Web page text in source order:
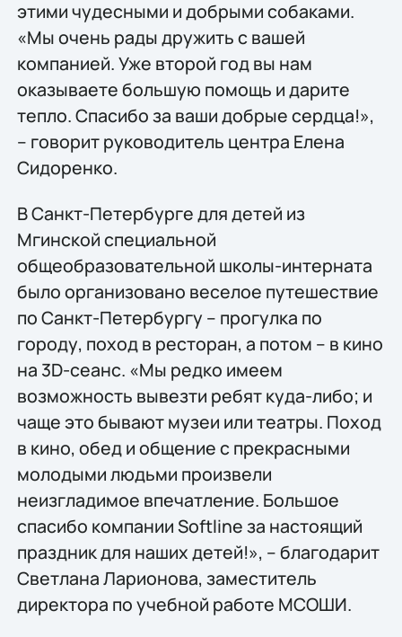
этими чудесными и добрыми собаками.
«Мы очень рады дружить с вашей
компанией. Уже второй год вы нам
оказываете большую помощь и дарите
тепло. Спасибо за ваши добрые сердца!»,
– говорит руководитель центра Елена
Сидоренко.
В Санкт-Петербурге для детей из
Мгинской специальной
общеобразовательной школы-интерната
было организовано веселое путешествие
по Санкт-Петербургу – прогулка по
городу, поход в ресторан, а потом – в кино
на 3D-сеанс. «Мы редко имеем
возможность вывезти ребят куда-либо; и
чаще это бывают музеи или театры. Поход
в кино, обед и общение с прекрасными
молодыми людьми произвели
неизгладимое впечатление. Большое
спасибо компании Softline за настоящий
праздник для наших детей!», – благодарит
Светлана Ларионова, заместитель
директора по учебной работе МСОШИ.